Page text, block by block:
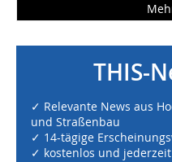
THIS-
✓ Relevante News aus
und Straßenbau
✓ 14-tägige
✓ kostenlos und